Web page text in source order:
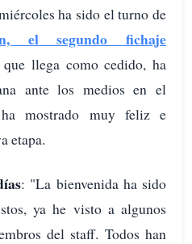
ha sido el turno de
el segundo fichaje
llega como cedido, ha
ante los medios en el
mostrado muy feliz e
etapa.
: "La bienvenida ha sido
ya he visto a algunos
del staff. Todos han